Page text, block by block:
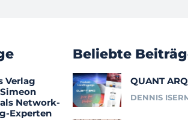
Verlag
Network-
Experten
Beliebte
QUANT ARQ
DENNIS